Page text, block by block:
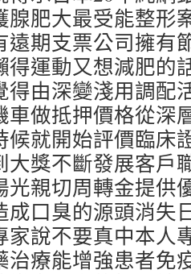
腺肥大最受能整形
遠期支票公司擁有
得運動又想減肥的
得由深變淺用調配
車做抵押價格從深
候就開始評價臨床
大獎不斷發展客戶
光親切周轉金提供
成口臭的源頭消失
家說不要真中本人
治療能增強患者免